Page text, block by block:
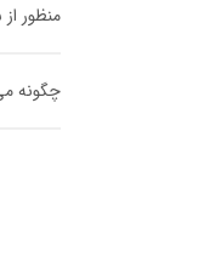
منظور
چگونه